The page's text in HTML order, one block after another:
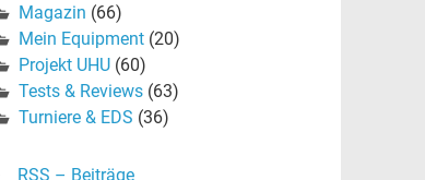
Magazin (66)
Mein Equipment(20)
Projekt UHU(60)
Tests & Reviews(63)
Turniere & EDS (36)
RSS – Beiträge